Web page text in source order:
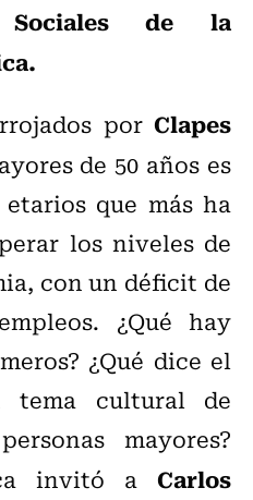
Sociales de la
por Clapes
de 50 años es
que más ha
los niveles de
con un déficit de
¿Qué hay
¿Qué dice el
tema cultural de
mayores?
invitó a Carlos